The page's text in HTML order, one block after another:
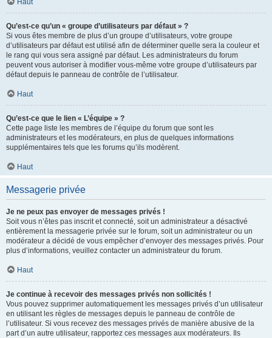
Haut
Qu’est-ce qu’un « groupe d’utilisateurs par défaut » ?
Si vous êtes membre de plus d’un groupe d’utilisateurs, votre groupe
d’utilisateurs par défaut est utilisé afin de déterminer quelle sera la couleur et
le rang qui vous sera assigné par défaut. Les administrateurs du forum
peuvent vous autoriser à modifier vous-même votre groupe d’utilisateurs par
défaut depuis le panneau de contrôle de l’utilisateur.
Haut
Qu’est-ce que le lien « L’équipe » ?
Cette page liste les membres de l’équipe du forum que sont les
administrateurs et les modérateurs, en plus de quelques informations
supplémentaires tels que les forums qu’ils modèrent.
Haut
Messagerie privée
Je ne peux pas envoyer de messages privés !
Soit vous n’êtes pas inscrit et connecté, soit un administrateur a désactivé
entièrement la messagerie privée sur le forum, soit un administrateur ou un
modérateur a décidé de vous empêcher d’envoyer des messages privés. Pour
plus d’informations, veuillez contacter un administrateur du forum.
Haut
Je continue à recevoir des messages privés non sollicités !
Vous pouvez supprimer automatiquement les messages privés d’un utilisateur
en utilisant les règles de messages depuis le panneau de contrôle de
l’utilisateur. Si vous recevez des messages privés de manière abusive de la
part d’un autre utilisateur, rapportez ces messages aux modérateurs. Ils